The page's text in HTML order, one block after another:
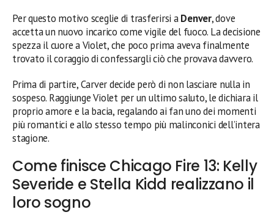
Per questo motivo sceglie di trasferirsi aDenver, dove
accetta un nuovo incarico come vigile del fuoco. La decisione
spezza il cuore a Violet, che poco prima aveva finalmente
trovato il coraggio di confessargli ciò che provava davvero.
Prima di partire, Carver decide però di non lasciare nulla in
sospeso. Raggiunge Violet per un ultimo saluto, le dichiara il
proprio amore e la bacia, regalando ai fan uno dei momenti
più romantici e allo stesso tempo più malinconici dell’intera
stagione.
Come finisce Chicago Fire 13: Kelly
Severide e Stella Kidd realizzano il
loro sogno